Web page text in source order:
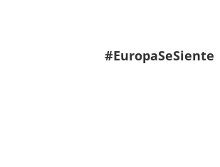
#EuropaSeSiente